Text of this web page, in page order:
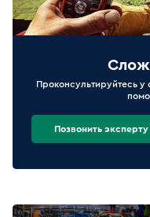
Проконсультируйтесь у
Позвонить эксперту